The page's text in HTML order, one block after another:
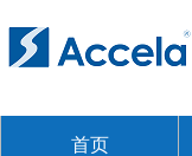
首页